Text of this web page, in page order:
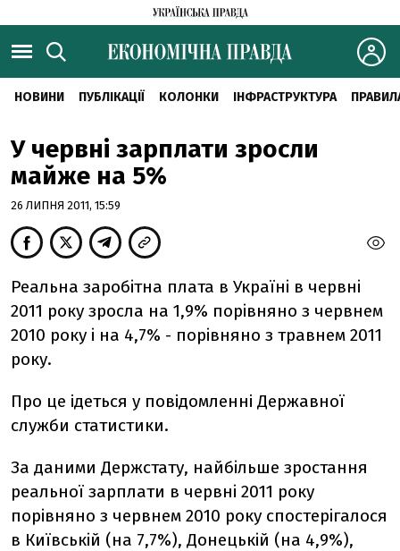
НОВИНИ ПУБЛІКАЦІЇ КОЛОНКИ ІНФРАСТРУКТУРА
У червні зарплати зросли
майже на 5%
26 ЛИПНЯ 2011, 15:59
Реальна заробiтна плата в Українi в червнi
2011 року зросла на 1,9% порiвняно з червнем
2010 року i на 4,7% - порiвняно з травнем 2011
року.
Про це ідеться у повідомленні Державної
служби статистики.
За даними Держстату, найбiльше зростання
реальної зарплати в червнi 2011 року
порiвняно з червнем 2010 року спостерiгалося
в Київськiй (на 7,7%), Донецькiй (на 4,9%),